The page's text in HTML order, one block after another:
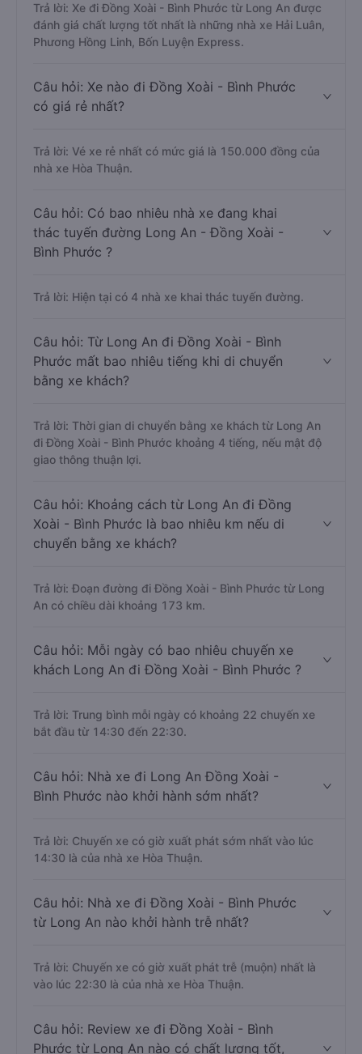
Trả lời: Xe đi Đồng Xoài - Bình Phước từ Long An được
đánh giá chất lượng tốt nhất là những nhà xe Hải Luân,
Phương Hồng Linh, Bốn Luyện Express.
Câu hỏi: Xe nào đi Đồng Xoài - Bình Phước
có giá rẻ nhất?
Trả lời: Vé xe rẻ nhất có mức giá là 150.000 đồng của
nhà xe Hòa Thuận.
Câu hỏi: Có bao nhiêu nhà xe đang khai
thác tuyến đường Long An - Đồng Xoài -
Bình Phước ?
Trả lời: Hiện tại có 4 nhà xe khai thác tuyến đường.
Câu hỏi: Từ Long An đi Đồng Xoài - Bình
Phước mất bao nhiêu tiếng khi di chuyển
bằng xe khách?
Trả lời: Thời gian di chuyển bằng xe khách từ Long An
đi Đồng Xoài - Bình Phước khoảng 4 tiếng, nếu mật độ
giao thông thuận lợi.
Câu hỏi: Khoảng cách từ Long An đi Đồng
Xoài - Bình Phước là bao nhiêu km nếu di
chuyển bằng xe khách?
Trả lời: Đoạn đường đi Đồng Xoài - Bình Phước từ Long
An có chiều dài khoảng 173 km.
Câu hỏi: Mỗi ngày có bao nhiêu chuyến xe
khách Long An đi Đồng Xoài - Bình Phước ?
Trả lời: Trung bình mỗi ngày có khoảng 22 chuyến xe
bắt đầu từ 14:30 đến 22:30.
Câu hỏi: Nhà xe đi Long An Đồng Xoài -
Bình Phước nào khởi hành sớm nhất?
Trả lời: Chuyến xe có giờ xuất phát sớm nhất vào lúc
14:30 là của nhà xe Hòa Thuận.
Câu hỏi: Nhà xe đi Đồng Xoài - Bình Phước
từ Long An nào khởi hành trễ nhất?
Trả lời: Chuyến xe có giờ xuất phát trễ (muộn) nhất là
vào lúc 22:30 là của nhà xe Hòa Thuận.
Câu hỏi: Review xe đi Đồng Xoài - Bình
Phước từ Long An nào có chất lượng tốt,